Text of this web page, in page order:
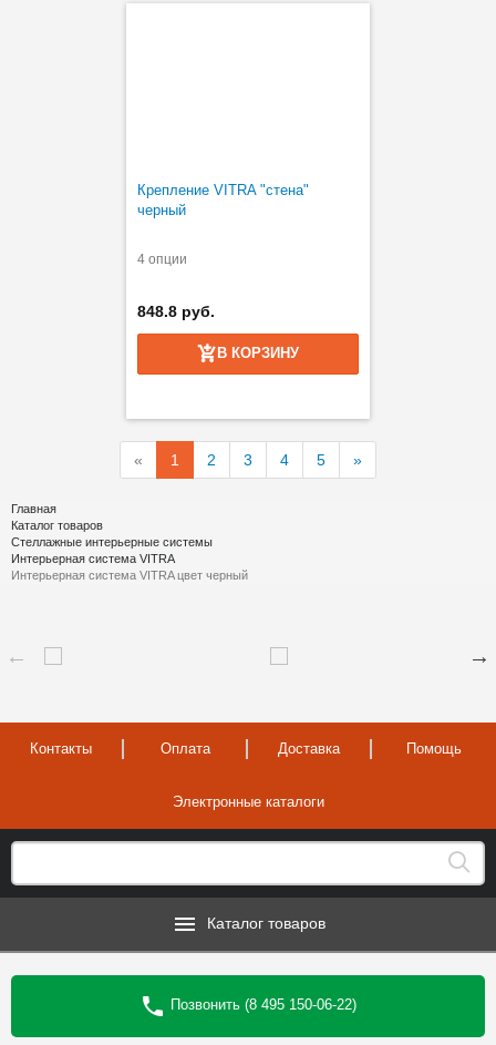
Крепление VITRA "стена"
черный
4 опции
848.8 руб.
В КОРЗИНУ
« 1 2 3 4 5 »
Главная
Каталог товаров
Стеллажные интерьерные системы
Интерьерная система VITRA
Интерьерная система VITRA цвет черный
Контакты Оплата Доставка Помощь
Электронные каталоги
Каталог товаров
Позвонить (8 495 150-06-22)